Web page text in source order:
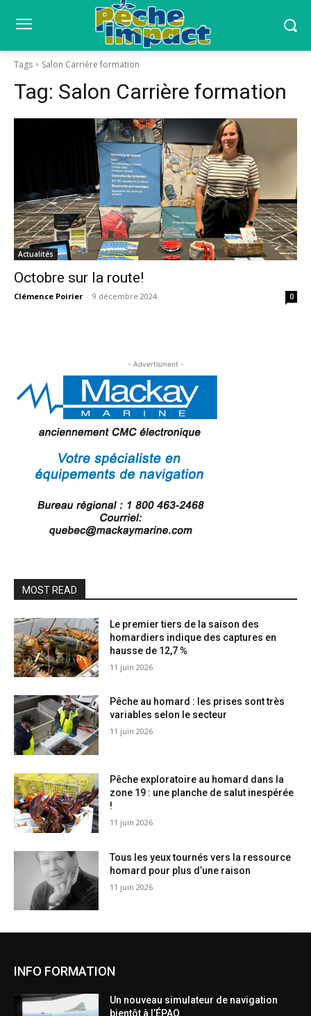
Tags Salon Carrière formation
Tag: Salon Carrière formation
Actualités
Octobre sur la route!
Clémence Poirier - 9 décembre 2024 0
- Advertisment -
MOST READ
Le premier tiers de la saison des
homardiers indique des captures en
hausse de 12,7 %
11 juin 2026
Pêche au homard : les prises sont très
variables selon le secteur
11 juin 2026
Pêche exploratoire au homard dans la
zone 19 : une planche de salut inespérée
!
11 juin 2026
Tous les yeux tournés vers la ressource
homard pour plus d’une raison
11 juin 2026
INFO FORMATION
Un nouveau simulateur de navigation
bientôt à l’ÉPAQ